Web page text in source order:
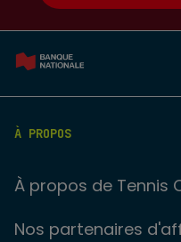
À PROPOS
À propos de Tennis
Nos partenaires